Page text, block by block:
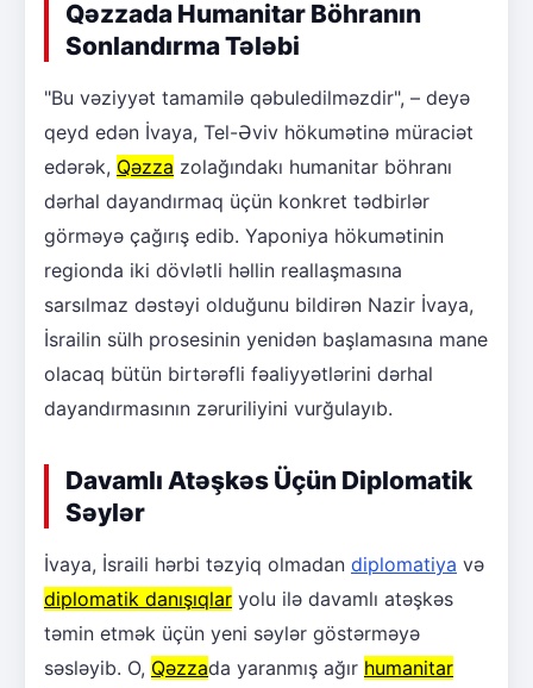
Qəzzada Humanitar Böhranın
Sonlandırma Tələbi
"Bu vəziyyət tamamilə qəbuledilməzdir", – deyə
qeyd edən İvaya, Tel-Əviv hökumətinə müraciət
edərək, Qəzza zolağındakı humanitar böhranı
dərhal dayandırmaq üçün konkret tədbirlər
görməyə çağırış edib. Yaponiya hökumətinin
regionda iki dövlətli həllin reallaşmasına
sarsılmaz dəstəyi olduğunu bildirən Nazir İvaya,
İsrailin sülh prosesinin yenidən başlamasına mane
olacaq bütün birtərəfli fəaliyyətlərini dərhal
dayandırmasının zəruriliyini vurğulayıb.
Davamlı Atəşkəs Üçün Diplomatik
Səylər
İvaya, İsraili hərbi təzyiq olmadan diplomatiya və
diplomatik danışıqlar yolu ilə davamlı atəşkəs
təmin etmək üçün yeni səylər göstərməyə
səsləyib. O, Qəzzada yaranmış ağır humanitar